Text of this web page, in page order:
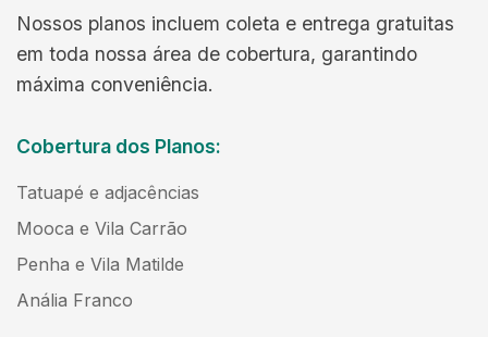
Nossos planos incluem coleta e entrega gratuitas
em toda nossa área de cobertura, garantindo
máxima conveniência.
Cobertura dos Planos:
Tatuapé e adjacências
Mooca e Vila Carrão
Penha e Vila Matilde
Anália Franco